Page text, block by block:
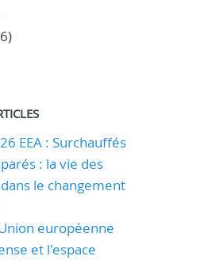
EEA : Surchauffés
: la vie des
le changement
européenne
et l'espace